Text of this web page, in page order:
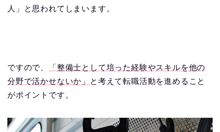
人」と思われてしまいます。
ですので、
「整備士として培った経験やスキルを他の
分野で活かせないか」
と考えて転職活動を進めること
がポイントです。